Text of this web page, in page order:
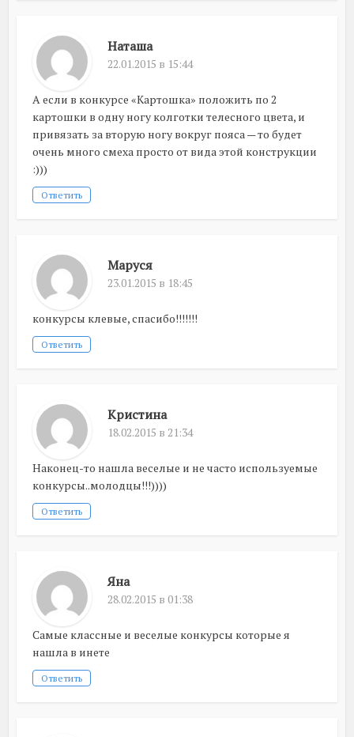
Наташа
22.01.2015 в 15:44
А если в конкурсе «Картошка» положить по 2
картошки в одну ногу колготки телесного цвета, и
привязать за вторую ногу вокруг пояса — то будет
очень много смеха просто от вида этой конструкции
:)))
Ответить
Maруся
23.01.2015 в 18:45
конкурсы клевые, спасибо!!!!!!!
Ответить
Кристина
18.02.2015 в 21:34
Наконец-то нашла веселые и не часто используемые
конкурсы..молодцы!!!))))
Ответить
Яна
28.02.2015 в 01:38
Самые классные и веселые конкурсы которые я
нашла в инете
Ответить